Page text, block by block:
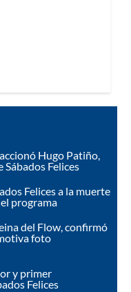
Hugo Patiño,
Felices
Felices a la muerte
programa
del Flow, confirmó
foto
y primer
Felices